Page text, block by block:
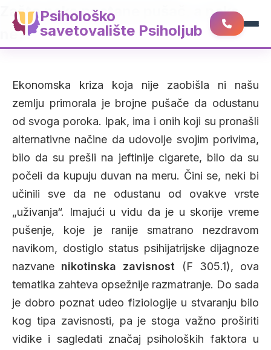
Psihološko
savetovalište Psiholjub
Zašto neko postane pušač, a neko
ne?!
Ekonomska kriza koja nije zaobišla ni našu
zemlju primorala je brojne pušače da odustanu
od svoga poroka. Ipak, ima i onih koji su pronašli
alternativne načine da udovolje svojim porivima,
bilo da su prešli na jeftinije cigarete, bilo da su
počeli da kupuju duvan na meru. Čini se, neki bi
učinili sve da ne odustanu od ovakve vrste
„uživanja“. Imajući u vidu da je u skorije vreme
pušenje, koje je ranije smatrano nezdravom
navikom, dostiglo status psihijatrijske dijagnoze
nazvane nikotinska zavisnost (F 305.1), ova
tematika zahteva opsežnije razmatranje. Do sada
je dobro poznat udeo fiziologije u stvaranju bilo
kog tipa zavisnosti, pa je stoga važno proširiti
vidike i sagledati značaj psiholoških faktora u